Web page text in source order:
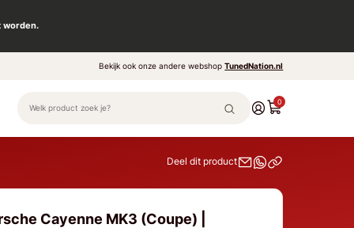
worden.
Bekijk ook onze andere webshopTunedNation.nl
0
Deel dit product
Cayenne MK3 (Coupe) |